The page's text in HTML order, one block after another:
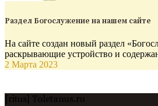
Раздел Богослужение на нашем сайте
На сайте создан новый раздел
раскрывающие устройство и
2 Марта 2023
[ritus] Toletanus.ru